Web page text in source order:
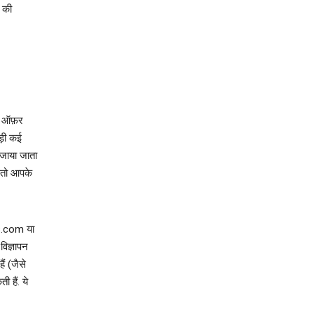
ऑफ़र
कई
जाता
तो आपके
या
हैं (जैसे
हैं. ये